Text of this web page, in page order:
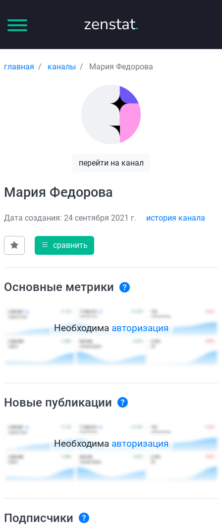
zenstat.
главная каналы Мария Федорова
перейти на канал
Мария Федорова
Дата создания: 24 сентября 2021 г. история канала
сравнить
Основные метрики
Необходима авторизация
Новые публикации
Необходима авторизация
Подписчики